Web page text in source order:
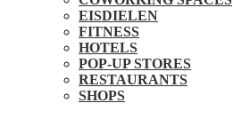
EISDIELEN
FITNESS
HOTELS
POP-UP STORES
RESTAURANTS
SHOPS